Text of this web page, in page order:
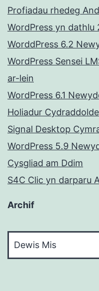
Profiadau rhedeg
WordPress yn dathlu
WorddPress 6.2
WordPress Sensei
ar-lein
WordPress 6.1
Holiadur
Signal Desktop
WordPress 5.9
Cysgliad am Ddim
S4C Clic yn darparu
Archif